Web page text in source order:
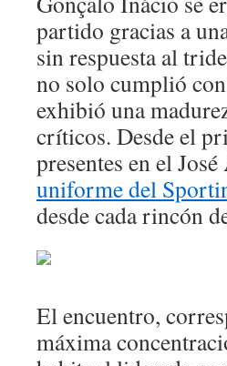
partido gracias a
sin respuesta al
no solo cumplió
exhibió una
críticos. Desde el
presentes en el
uniforme del
desde cada rincón
El encuentro,
máxima